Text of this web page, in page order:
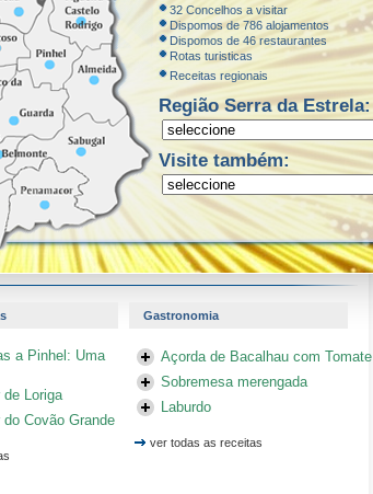
32 Concelhos a visitar
Dispomos de 786 alojamentos
Dispomos de 46 restaurantes
Rotas turisticas
Receitas regionais
Região Serra da Estrela:
Visite também:
Gastronomia
a Pinhel: Uma
de Loriga
Covão Grande
Açorda de Bacalhau com Tomate
Sobremesa merengada
Laburdo
ver todas as receitas